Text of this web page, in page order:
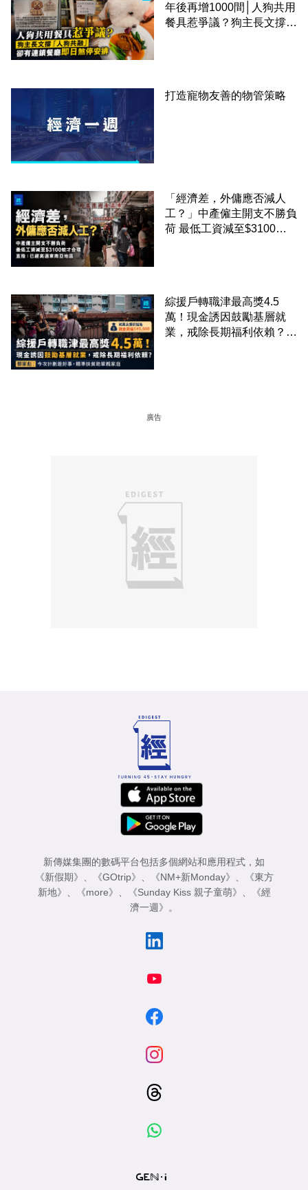
年後再增1000間│人狗共用
餐具惹爭議？狗主長文撐
打造寵物友善的物管策略
「經濟差，外傭應否減人
工？」中產僱主開支不勝負
荷 最低工資減至$3100蚊
綜援戶轉職津最高獎4.5
萬！現金誘因鼓勵基層就
業，戒除長期福利依賴？鄧
廣告
新傳媒集團的數碼平台包括多個網站和應用程式，如
《新假期》
《GOtrip》 《NM+新Monday》
《東方
新地》
《more》 《Sunday Kiss 親子童萌》
《經
濟一週》
。